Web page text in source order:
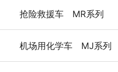
抢险救援车 MR系列
机场用化学车 MJ系列